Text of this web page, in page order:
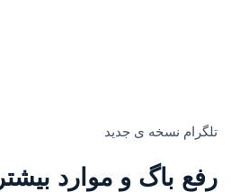
تلگرام نسخه ی جدید
رفع باگ و موارد بیشتر